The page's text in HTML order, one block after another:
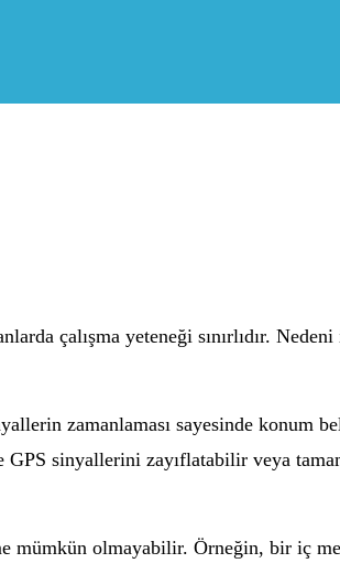
çalışma yeteneği sınırlıdır. Nedeni
zamanlaması sayesinde konum
GPS sinyallerini zayıflatabilir veya
mümkün olmayabilir. Örneğin, bir iç